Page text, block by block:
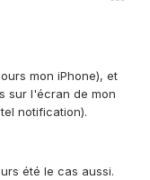
mon iPhone), et
sur l'écran de mon
notification).
été le cas aussi.